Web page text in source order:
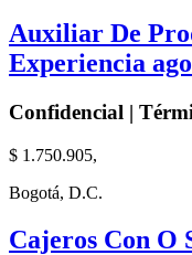
Auxiliar De
Experiencia
Confidencial |
$ 1.750.905,
Bogotá, D.C.
Cajeros Con O